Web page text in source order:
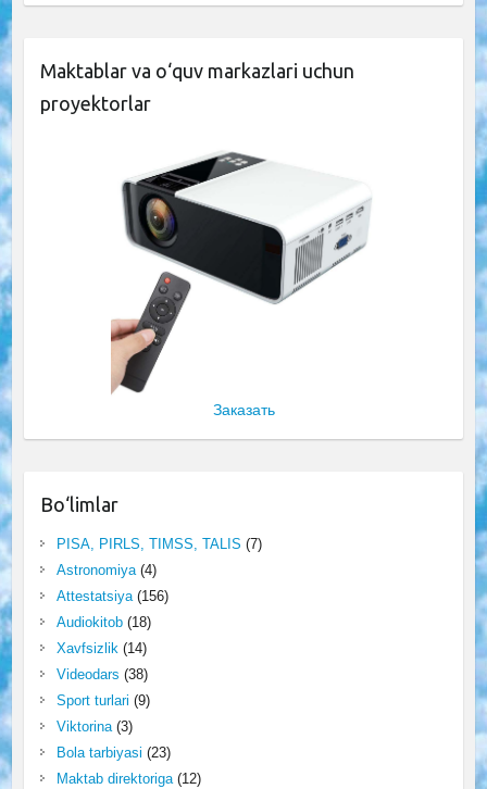
Maktablar va o‘quv markazlari uchun
proyektorlar
Заказать
Bo‘limlar
PISA, PIRLS, TIMSS, TALIS (7)
Astronomiya(4)
Attestatsiya(156)
Audiokitob(18)
Xavfsizlik(14)
Videodars (38)
Sport turlari (9)
Viktorina(3)
Bola tarbiyasi (23)
Maktab direktoriga(12)